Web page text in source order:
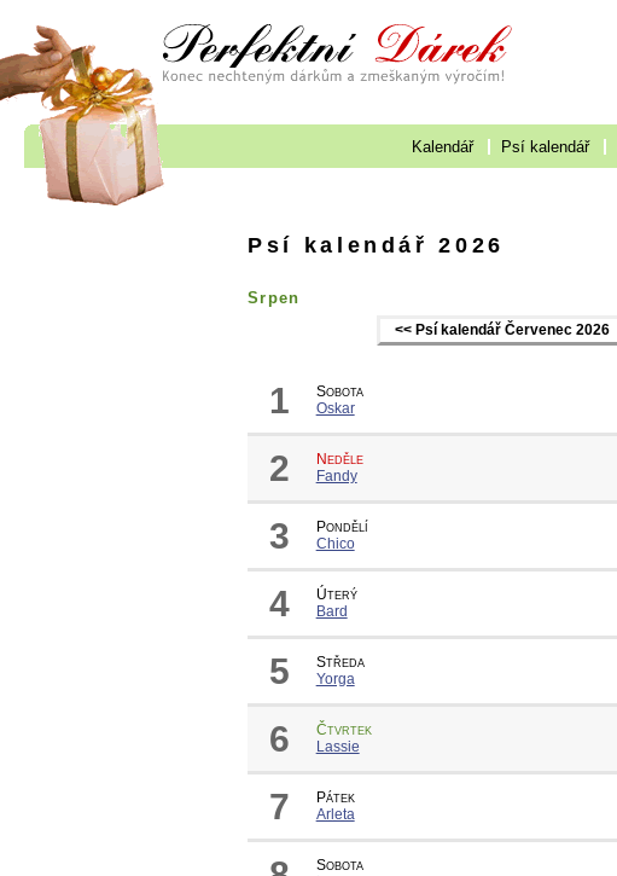
Kalendář Psí kalendář
Psí kalendář 2026
Srpen
<< Psí kalendář Červenec 2026
1
Sobota
Oskar
2
Neděle
Fandy
3
Pondělí
Chico
4
Úterý
Bard
5
Středa
Yorga
6
Čtvrtek
Lassie
7
Pátek
Arleta
Sobota